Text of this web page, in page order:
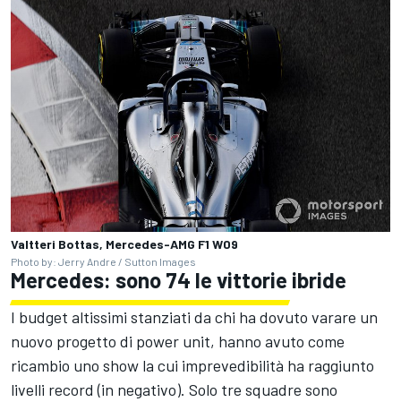
Valtteri Bottas, Mercedes-AMG F1 W09
Photo by: Jerry Andre / Sutton Images
Mercedes: sono 74 le vittorie ibride
I budget altissimi stanziati da chi ha dovuto varare un
nuovo progetto di power unit, hanno avuto come
ricambio uno show la cui imprevedibilità ha raggiunto
livelli record (in negativo). Solo tre squadre sono